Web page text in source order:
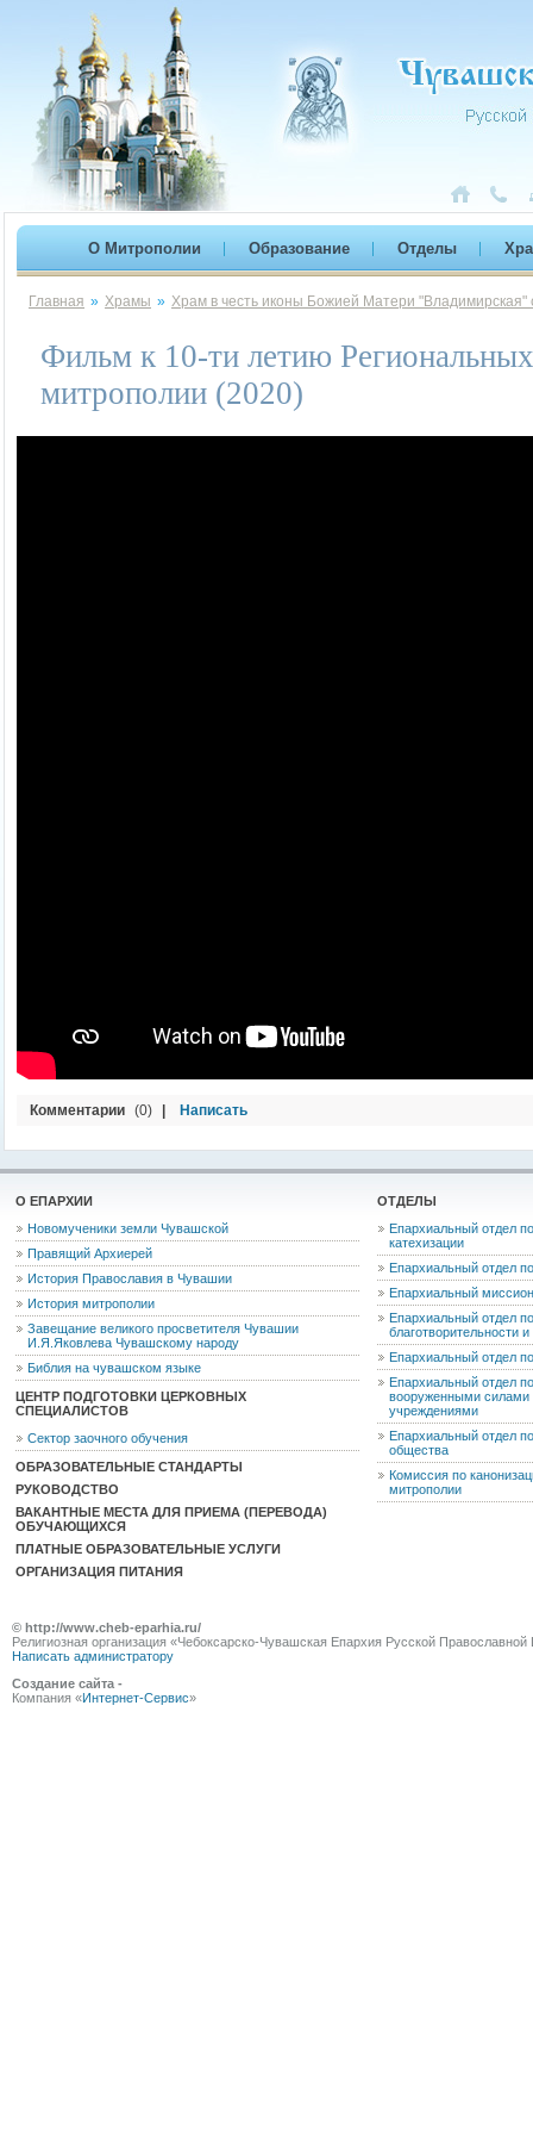
О Митрополии Образование Отделы
Главная » Храмы » Храм в честь иконы Божией Матери "Владимирская"
Фильм к 10-ти летию
митрополии (2020)
Комментарии (0) Написать
О ЕПАРХИИ
Новомученики земли Чувашской
Правящий Архиерей
История Православия в Чувашии
История митрополии
Завещание великого просветителя Чувашии
И.Я.Яковлева Чувашскому народу
Библия на чувашском языке
ЦЕНТР ПОДГОТОВКИ ЦЕРКОВНЫХ
СПЕЦИАЛИСТОВ
Сектор заочного обучения
ОБРАЗОВАТЕЛЬНЫЕ СТАНДАРТЫ
РУКОВОДСТВО
ВАКАНТНЫЕ МЕСТА ДЛЯ ПРИЕМА (ПЕРЕВОДА)
ОБУЧАЮЩИХСЯ
ПЛАТНЫЕ ОБРАЗОВАТЕЛЬНЫЕ УСЛУГИ
ОРГАНИЗАЦИЯ ПИТАНИЯ
ОТДЕЛЫ
Епархиальный отдел
катехизации
Епархиальный отдел
Епархиальный
Епархиальный отдел
благотворительности
Епархиальный отдел
Епархиальный отдел
вооруженными силами
учреждениями
Епархиальный отдел
общества
Комиссия по
митрополии
© http://www.cheb-eparhia.ru/
Религиозная организация «Чебоксарско-Чувашская Епархия Русской
Написать администратору
Создание сайта -
Компания «Интернет-Сервис»